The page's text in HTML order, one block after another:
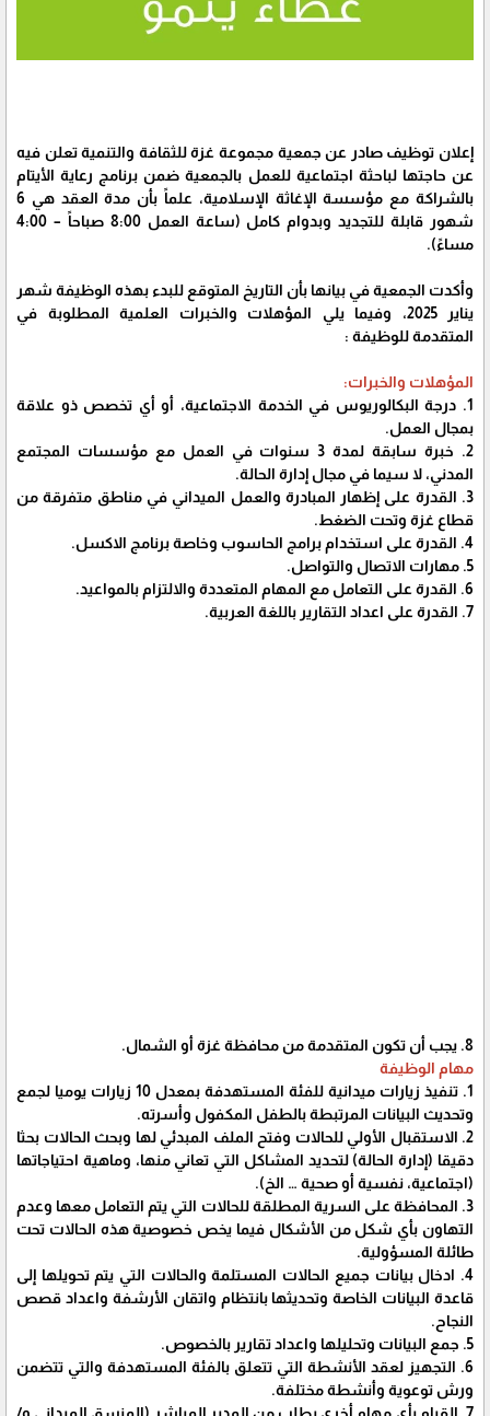
إعلان توظيف صادر عن جمعية مجموعة غزة للثقافة والتنمية تعلن فيه
عن حاجتها لباحثة اجتماعية للعمل بالجمعية ضمن برنامج رعاية الأيتام
بالشراكة مع مؤسسة الإغاثة الإسلامية، علماً بأن مدة العقد هي 6
شهور قابلة للتجديد وبدوام كامل (ساعة العمل 8:00 صباحاً – 4:00
مساءً).
وأكدت الجمعية في بيانها بأن التاريخ المتوقع للبدء بهذه الوظيفة شهر
يناير 2025، وفيما يلي المؤهلات والخبرات العلمية المطلوبة في
المتقدمة للوظيفة :
المؤهلات والخبرات:
1. درجة البكالوريوس في الخدمة الاجتماعية، أو أي تخصص ذو علاقة
بمجال العمل.
2. خبرة سابقة لمدة 3 سنوات في العمل مع مؤسسات المجتمع
المدني، لا سيما في مجال إدارة الحالة.
3. القدرة على إظهار المبادرة والعمل الميداني في مناطق متفرقة من
قطاع غزة وتحت الضغط.
4. القدرة على استخدام برامج الحاسوب وخاصة برنامج الاكسل.
5. مهارات الاتصال والتواصل.
6. القدرة على التعامل مع المهام المتعددة والالتزام بالمواعيد.
7. القدرة على اعداد التقارير باللغة العربية.
8. يجب أن تكون المتقدمة من محافظة غزة أو الشمال.
مهام الوظيفة
1. تنفيذ زيارات ميدانية للفئة المستهدفة بمعدل 10 زيارات يوميا لجمع
وتحديث البيانات المرتبطة بالطفل المكفول وأسرته.
2. الاستقبال الأولي للحالات وفتح الملف المبدئي لها وبحث الحالات بحثا
دقيقا (إدارة الحالة) لتحديد المشاكل التي تعاني منها، وماهية احتياجاتها
(اجتماعية، نفسية أو صحية … الخ).
3. المحافظة على السرية المطلقة للحالات التي يتم التعامل معها وعدم
التهاون بأي شكل من الأشكال فيما يخص خصوصية هذه الحالات تحت
طائلة المسؤولية.
4. ادخال بيانات جميع الحالات المستلمة والحالات التي يتم تحويلها إلى
قاعدة البيانات الخاصة وتحديثها بانتظام واتقان الأرشفة واعداد قصص
النجاح.
5. جمع البيانات وتحليلها واعداد تقارير بالخصوص.
6. التجهيز لعقد الأنشطة التي تتعلق بالفئة المستهدفة والتي تتضمن
ورش توعوية وأنشطة مختلفة.